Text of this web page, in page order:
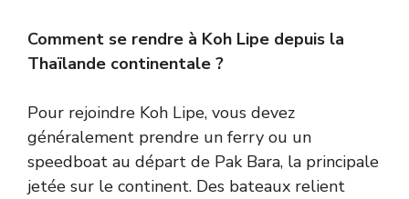
Comment se rendre à Koh Lipe depuis la
Thaïlande continentale ?
Pour rejoindre Koh Lipe, vous devez
généralement prendre un ferry ou un
speedboat au départ de Pak Bara, la principale
jetée sur le continent. Des bateaux relient